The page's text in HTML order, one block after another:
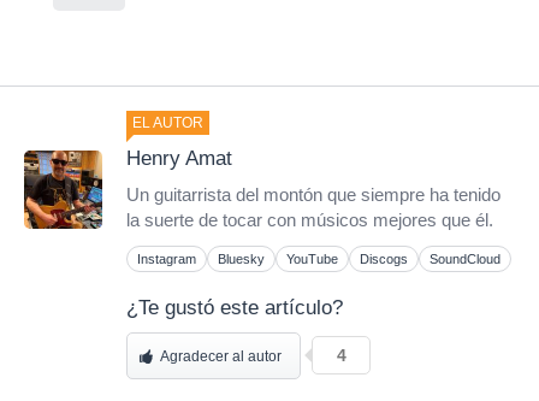
EL AUTOR
Henry Amat
Un guitarrista del montón que siempre ha tenido
la suerte de tocar con músicos mejores que él.
Instagram Bluesky YouTube Discogs SoundCloud
¿Te gustó este artículo?
Agradecer al autor 4